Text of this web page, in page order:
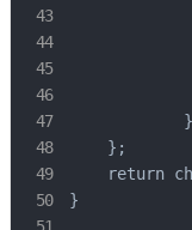
    };
return
}